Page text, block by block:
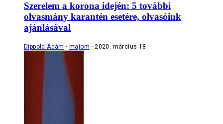
Szerelem a korona idején: 5 további
olvasmány karantén esetére, olvasóink
ajánlásával
Dippold Ádám majom 2020. március 18.